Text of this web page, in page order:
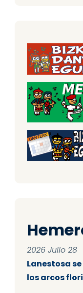
2026 Julio 28
Lanestosa
los arcos